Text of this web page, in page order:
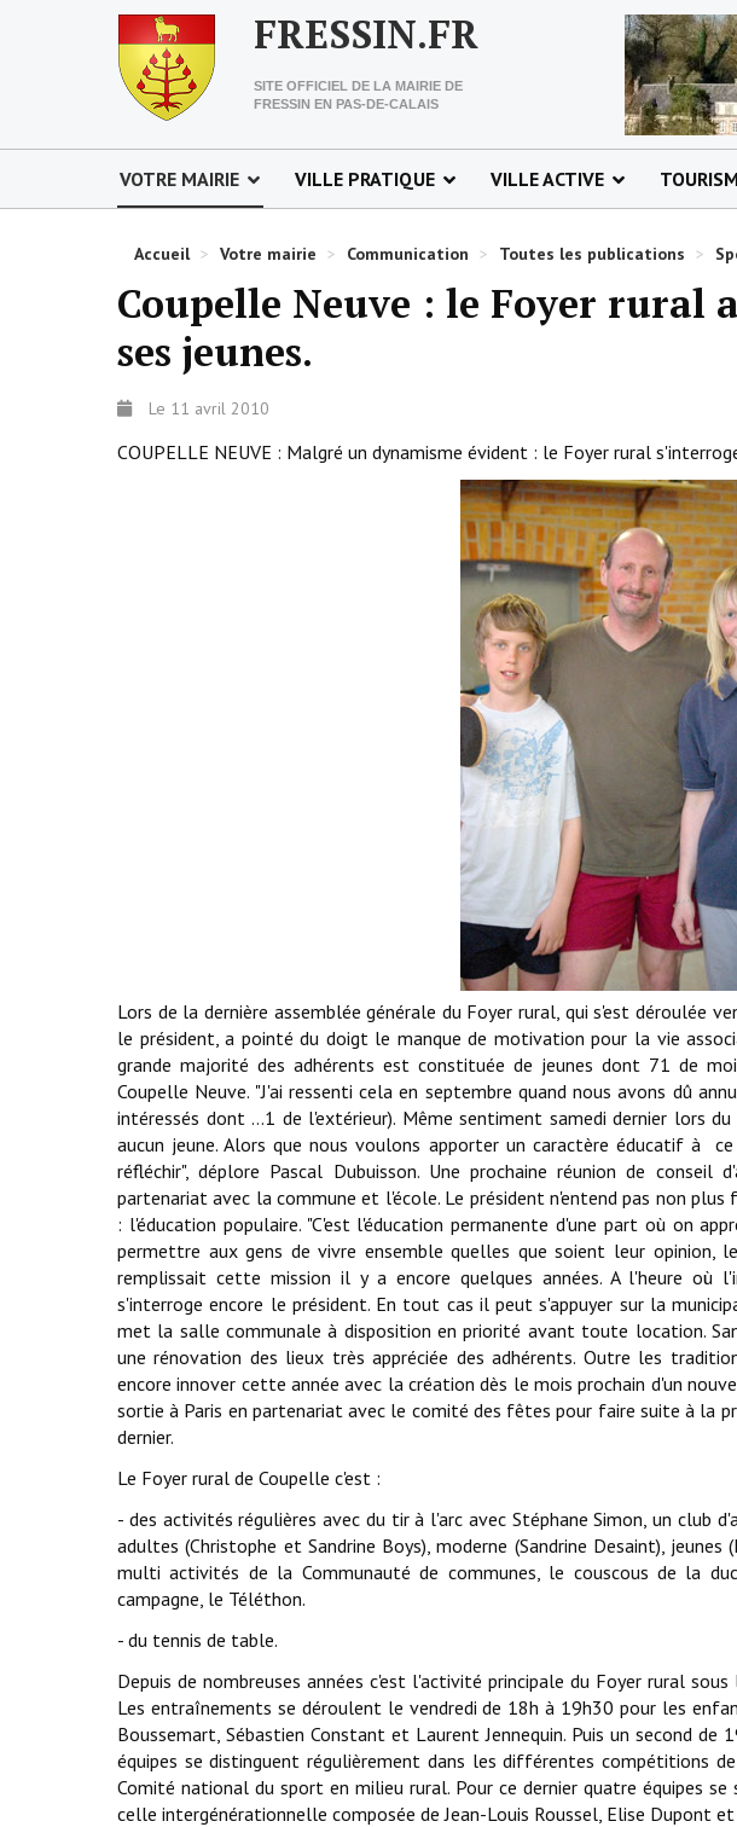
FRESSIN.FR
SITE OFFICIEL DE LA MAIRIE DE
FRESSIN EN PAS-DE-CALAIS
VOTRE MAIRIE VILLE PRATIQUE VILLE ACTIVE
Accueil > Votre mairie > Communication > Toutes les publications >
Coupelle Neuve : le Foyer rural
ses jeunes.
Le 11 avril 2010
COUPELLE NEUVE : Malgré un dynamisme évident : le Foyer rural
Lors de la dernière assemblée générale du Foyer rural, qui s'est déroulée
le président, a pointé du doigt le manque de motivation pour la vie
grande majorité des adhérents est constituée de jeunes dont 71 de
Coupelle Neuve. "J'ai ressenti cela en septembre quand nous avons dû
intéressés dont ...1 de l'extérieur). Même sentiment samedi dernier lors
aucun jeune. Alors que nous voulons apporter un caractère éducatif à
réfléchir", déplore Pascal Dubuisson. Une prochaine réunion de
partenariat avec la commune et l'école. Le président n'entend pas non
: l'éducation populaire. "C'est l'éducation permanente d'une part où on
permettre aux gens de vivre ensemble quelles que soient leur opinion,
remplissait cette mission il y a encore quelques années. A l'heure où
s'interroge encore le président. En tout cas il peut s'appuyer sur la
met la salle communale à disposition en priorité avant toute location.
une rénovation des lieux très appréciée des adhérents. Outre les
encore innover cette année avec la création dès le mois prochain d'un
sortie à Paris en partenariat avec le comité des fêtes pour faire suite à la
dernier.
Le Foyer rural de Coupelle c'est :
- des activités régulières avec du tir à l'arc avec Stéphane Simon, un club
adultes (Christophe et Sandrine Boys), moderne (Sandrine Desaint), jeunes
multi activités de la Communauté de communes, le couscous de la
campagne, le Téléthon.
- du tennis de table.
Depuis de nombreuses années c'est l'activité principale du Foyer rural
Les entraînements se déroulent le vendredi de 18h à 19h30 pour les
Boussemart, Sébastien Constant et Laurent Jennequin. Puis un second
équipes se distinguent régulièrement dans les différentes compétitions
Comité national du sport en milieu rural. Pour ce dernier quatre équipes
celle intergénérationnelle composée de Jean-Louis Roussel, Elise Dupont